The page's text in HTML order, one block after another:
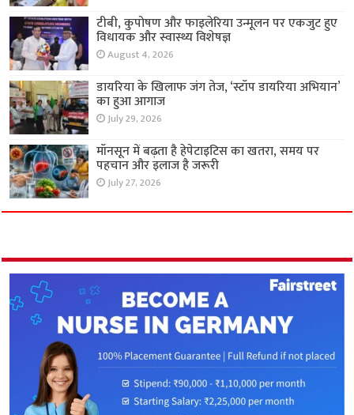
टीबी, कुपोषण और फाइलेरिया उन्मूलन पर एकजुट हुए
विधायक और स्वास्थ्य विशेषज्ञ
August 4, 2026
डायरिया के खिलाफ जंग तेज, ‘स्टॉप डायरिया अभियान’
का हुआ आगाज
July 29, 2026
मॉनसून में बढ़ता है हेपेटाइटिस का खतरा, समय पर
पहचान और इलाज है जरूरी
July 27, 2026